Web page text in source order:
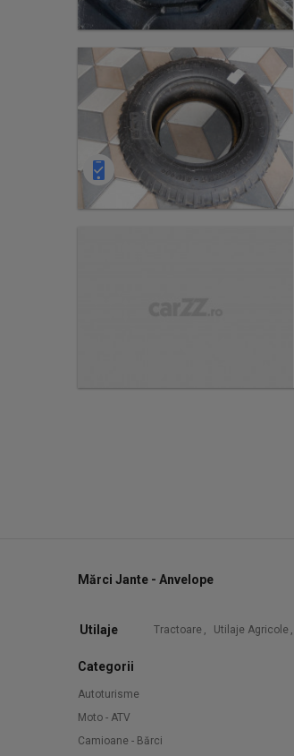
Mărci Jante - Anvelope
Utilaje Tractoare , Utilaje Agricole ,
Categorii
Autoturisme
Moto - ATV
Camioane - Bărci